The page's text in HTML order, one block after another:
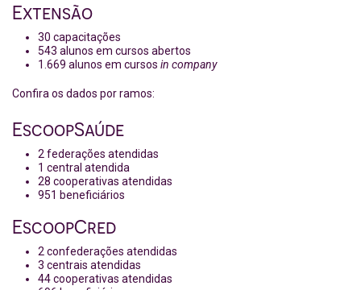
Extensão
30 capacitações
543 alunos em cursos abertos
1.669 alunos em cursos in company
Confira os dados por ramos:
EscoopSaúde
2 federações atendidas
1 central atendida
28 cooperativas atendidas
951 beneficiários
EscoopCred
2 confederações atendidas
3 centrais atendidas
44 cooperativas atendidas